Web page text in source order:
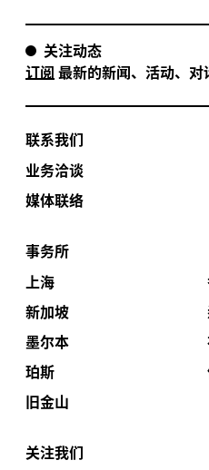
关注动态
订阅 最新的新闻、活动、对
联系我们
业务洽谈
媒体联络
事务所
上海
新加坡
墨尔本
珀斯
旧金山
关注我们